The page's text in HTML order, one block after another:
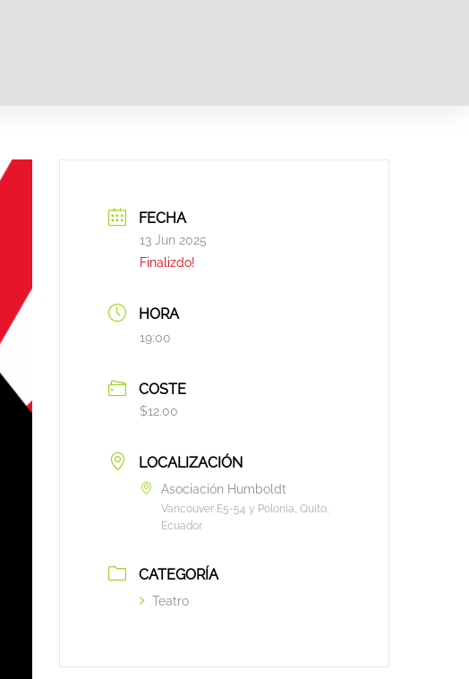
FECHA
13 Jun 2025
Finalizdo!
HORA
19:00
COSTE
$12.00
LOCALIZACIÓN
Asociación Humboldt
Vancouver E5-54 y Polonia, Quito,
Ecuador
CATEGORÍA
Teatro